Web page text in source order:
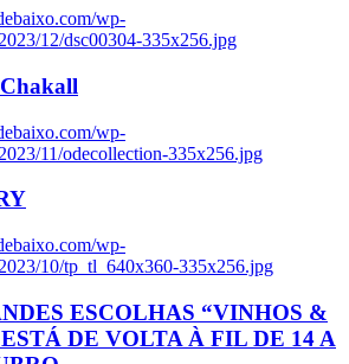
wp-
12/dsc00304-335x256.jpg
wp-
11/odecollection-335x256.jpg
wp-
10/tp_tl_640x360-335x256.jpg
ESCOLHAS “VINHOS &
DE VOLTA À FIL DE 14 A